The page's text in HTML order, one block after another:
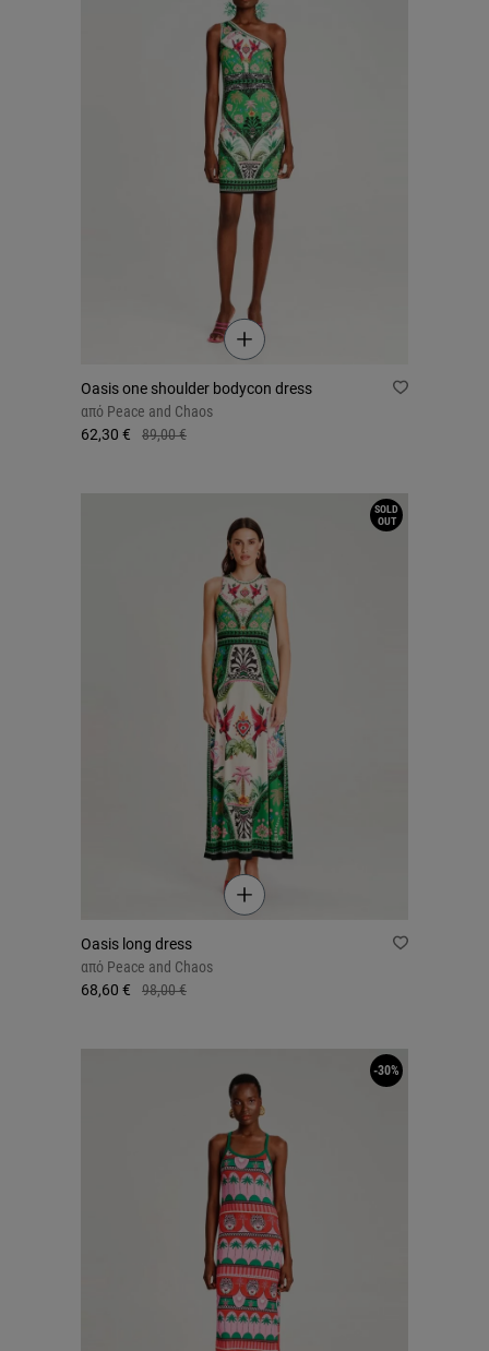
Oasis one shoulder bodycon dress
από Peace and Chaos
62,30 €
89,00 €
Oasis long dress
από Peace and Chaos
68,60 €
98,00 €
SOLD
OUT
-30%